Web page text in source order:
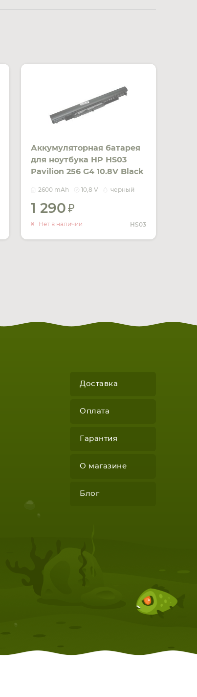
Аккумуляторная батарея
для ноутбука HP HS03
Pavilion 256 G4 10.8V Black
2600 mAh 10,8 V черный
1 290
Нет в наличии HS03
О НАЛИЧИИ
Доставка
Оплата
Гарантия
О магазине
Блог